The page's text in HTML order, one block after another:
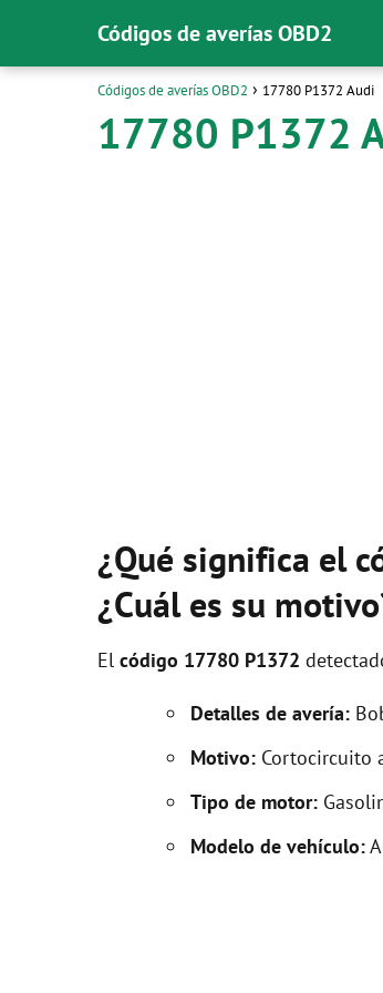
Códigos de averías OBD2
Códigos de averías OBD2 17780 P1372 Audi
17780 P1372
¿Qué significa el
¿Cuál es su
El código 17780 P1372
Detalles de avería:
Motivo: Cortocircuito
Tipo de motor:
Modelo de vehículo: